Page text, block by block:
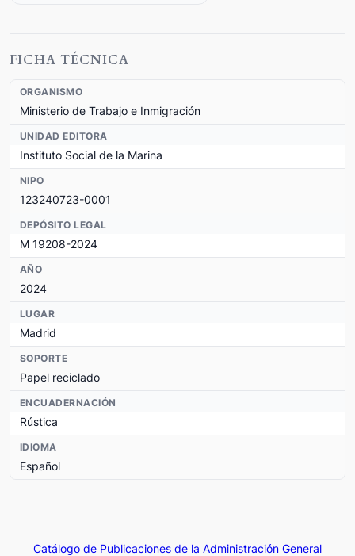
FICHA TÉCNICA
ORGANISMO
Ministerio de Trabajo e Inmigración
UNIDAD EDITORA
Instituto Social de la Marina
NIPO
123240723-0001
DEPÓSITO LEGAL
M 19208-2024
AÑO
2024
LUGAR
Madrid
SOPORTE
Papel reciclado
ENCUADERNACIÓN
Rústica
IDIOMA
Español
Catálogo de Publicaciones de la Administración General